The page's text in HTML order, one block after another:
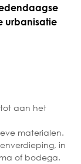
urbanisatie
aan het
materialen.
in
of bodega.